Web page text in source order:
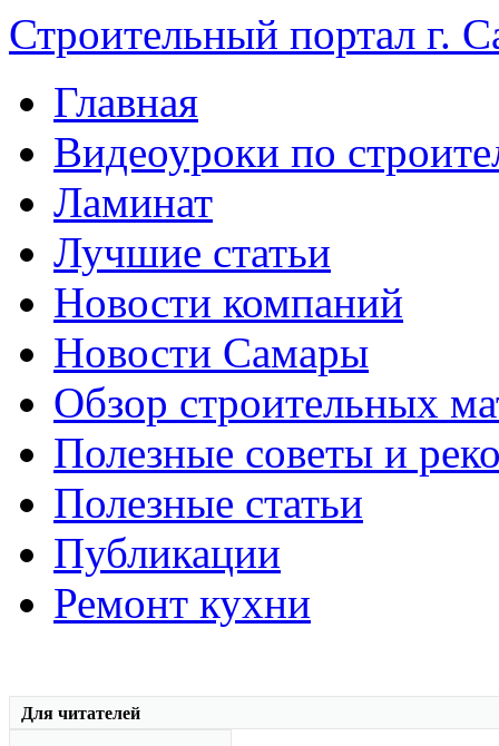
Строительный портал г.
Главная
Видеоуроки по
Ламинат
Лучшие статьи
Новости компаний
Новости Самары
Обзор строительных
Полезные советы и
Полезные статьи
Публикации
Ремонт кухни
Для читателей